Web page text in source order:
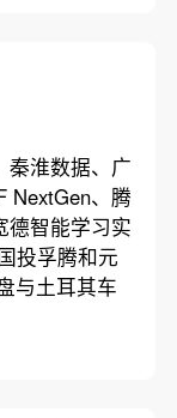
秦淮数据、广
NextGen、腾
德智能学习实
投孚腾和元
与土耳其车